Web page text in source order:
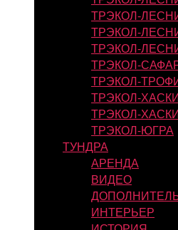
ТРЭКОЛ-
ТРЭКОЛ-
ТРЭКОЛ-
ТРЭКОЛ-
ТРЭКОЛ-
ТРЭКОЛ-
ТРЭКОЛ-
ТРЭКОЛ-ЮГРА
ТУНДРА
АРЕНДА
ВИДЕО
ИНТЕРЬЕР